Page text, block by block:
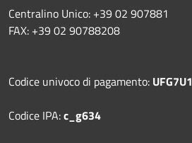
Centralino Unico: +39 02 907881
FAX: +39 02 90788208
Codice univoco di pagamento: UFG7U1
Codice IPA:c_g634